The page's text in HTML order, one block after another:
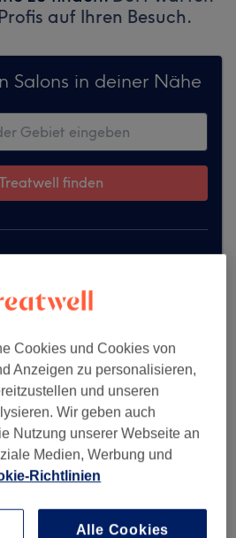
auf Ihren Besuch.
Salons in deiner Nähe
finden
Cookies und Cookies von
Anzeigen zu personalisieren,
und unseren
Wir geben auch
Nutzung unserer Webseite an
Medien, Werbung und
Richtlinien
Alle Cookies